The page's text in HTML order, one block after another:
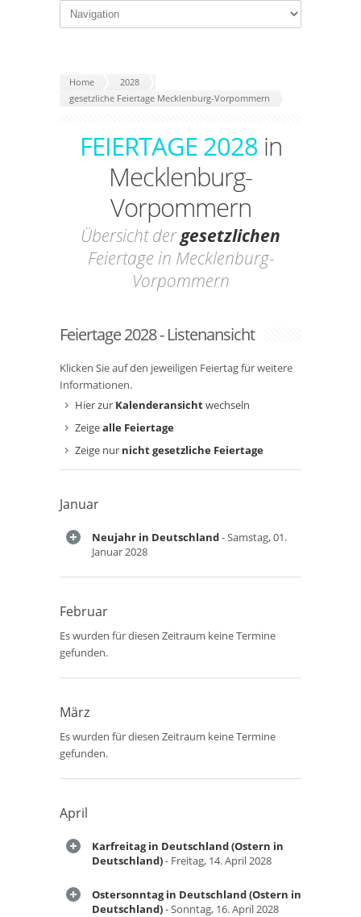
Home
2028
gesetzliche Feiertage Mecklenburg-Vorpommern
FEIERTAGE 2028 in
Mecklenburg-
Vorpommern
Übersicht dergesetzlichen
Feiertage in Mecklenburg-
Vorpommern
Feiertage 2028 - Listenansicht
Klicken Sie auf den jeweiligen Feiertag für weitere
Informationen.
Hier zur Kalenderansichtwechseln
Zeigealle Feiertage
Zeige nur nicht gesetzliche Feiertage
Januar
Neujahr in Deutschland- Samstag, 01.
Januar 2028
Februar
Es wurden für diesen Zeitraum keine Termine
gefunden.
März
Es wurden für diesen Zeitraum keine Termine
gefunden.
April
Karfreitag in Deutschland (Ostern in
Deutschland)- Freitag, 14. April 2028
Ostersonntag in Deutschland (Ostern in
Deutschland)- Sonntag, 16. April 2028